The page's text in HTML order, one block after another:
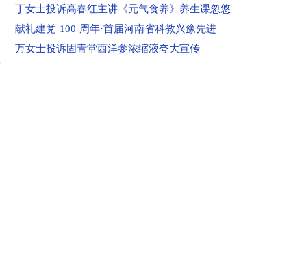
已受理：业主投诉新郑民航国际玺苑
已受理：业主投诉汝州金域华府小区
已收到：唐河业主投诉春天阳光嘉园
丁女士投诉高春红主讲《元气食养》养生课忽悠
献礼建党 100 周年·首届河南省科教兴豫先进
万女士投诉固青堂西洋参浓缩液夸大宣传